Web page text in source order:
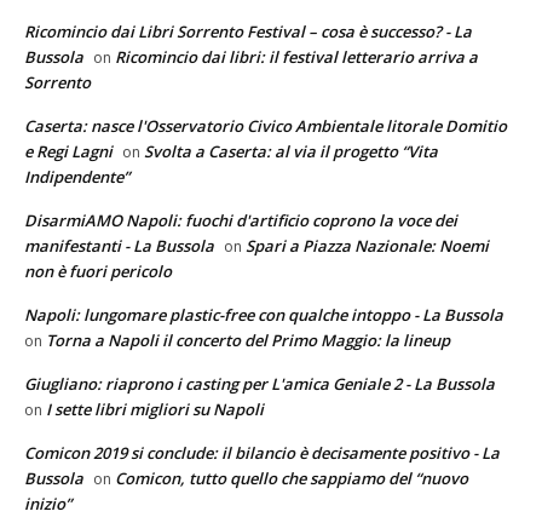
Ricomincio dai Libri Sorrento Festival – cosa è successo? - La
Bussola on Ricomincio dai libri: il festival letterario arriva a
Sorrento
Caserta: nasce l'Osservatorio Civico Ambientale litorale Domitio
e Regi Lagni on Svolta a Caserta: al via il progetto “Vita
Indipendente”
DisarmiAMO Napoli: fuochi d'artificio coprono la voce dei
manifestanti - La Bussola on Spari a Piazza Nazionale: Noemi
non è fuori pericolo
Napoli: lungomare plastic-free con qualche intoppo - La Bussola
on Torna a Napoli il concerto del Primo Maggio: la lineup
Giugliano: riaprono i casting per L'amica Geniale 2 - La Bussola
on I sette libri migliori su Napoli
Comicon 2019 si conclude: il bilancio è decisamente positivo - La
Bussola on Comicon, tutto quello che sappiamo del “nuovo
inizio”